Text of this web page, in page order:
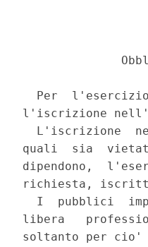
Per
l'iscrizione
L'iscrizione
quali  sia
dipendono,
richiesta,
I  pubblici
libera
soltanto per cio'